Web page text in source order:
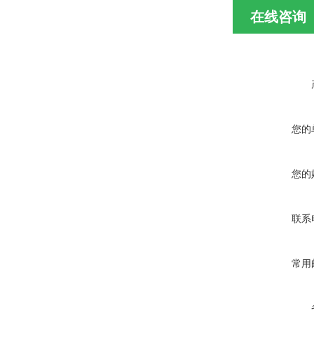
在线咨询
您的
您的
联系
常用